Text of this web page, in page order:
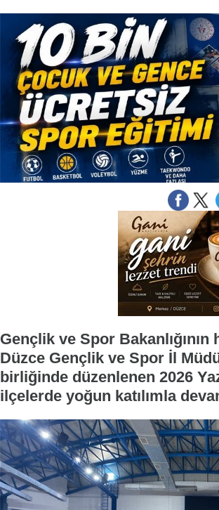
Gençlik ve Spor
Düzce Gençlik ve Spor İl
birliğinde düzenlenen 2026
ilçelerde yoğun katılımla